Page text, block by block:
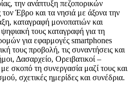
την ανάπτυξη πεζοπορικών
Έβρο και τα νησιά με άξονα την
καταγραφή μονοπατιών και
τους καταγραφή για τη
για εφαρμογές smartphones
τους προβολή, τις συναντήσεις και
Δασαρχείο, Ορειβατικοί –
σκοπό τη συνεργασία μαζί τους και
σχετικές ημερίδες και συνέδρια.